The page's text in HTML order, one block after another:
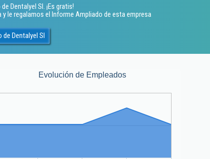
Dentalyel Sl. ¡Es gratis!
y le regalamos el Informe Ampliado de esta empresa
de Dentalyel Sl
Evolución de Empleados